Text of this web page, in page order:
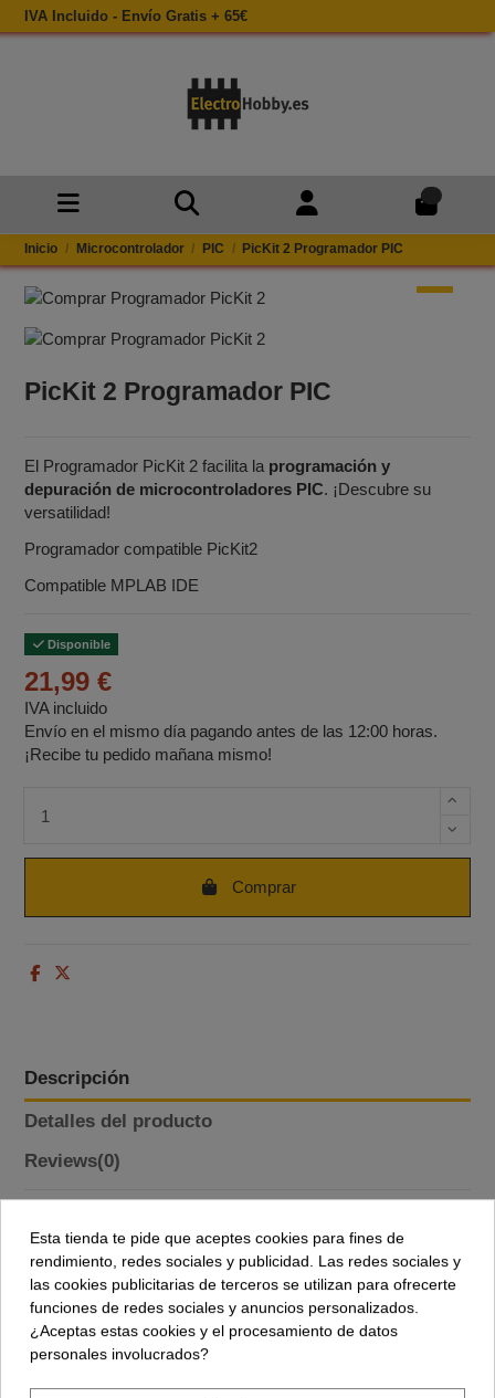
IVA Incluido - Envío Gratis + 65€
Inicio Microcontrolador PIC PicKit 2 Programador PIC
PicKit 2 Programador PIC
El Programador PicKit 2 facilita la programación y
depuración de microcontroladores PIC. ¡Descubre su
versatilidad!
Programador compatible PicKit2
Compatible MPLAB IDE
Disponible
21,99 €
IVA incluido
Envío en el mismo día pagando antes de las 12:00 horas.
¡Recibe tu pedido mañana mismo!
Comprar
Descripción
Detalles del producto
Reviews(0)
Depuración Efectiva
La herramienta definitiva para Debuggear y Programar
Microcontroladores y memorias PIC de Microchip. Incluye
PicKit 2 + Cable USB + Cables de conexión.
El Programador PicKit2 es una herramienta fundamental
para programar y depurar microcontroladores de la
Esta tienda te pide que aceptes cookies para fines de
rendimiento, redes sociales y publicidad. Las redes sociales y
las cookies publicitarias de terceros se utilizan para ofrecerte
funciones de redes sociales y anuncios personalizados.
¿Aceptas estas cookies y el procesamiento de datos
personales involucrados?